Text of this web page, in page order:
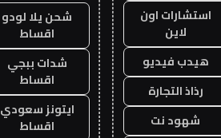
استشارات اون
لاين
هيدب فيديو
رذاذ التجارة
شهود نت
شحن يلا لودو
اقساط
شدات ببجي
اقساط
ايتونز سعودي
اقساط